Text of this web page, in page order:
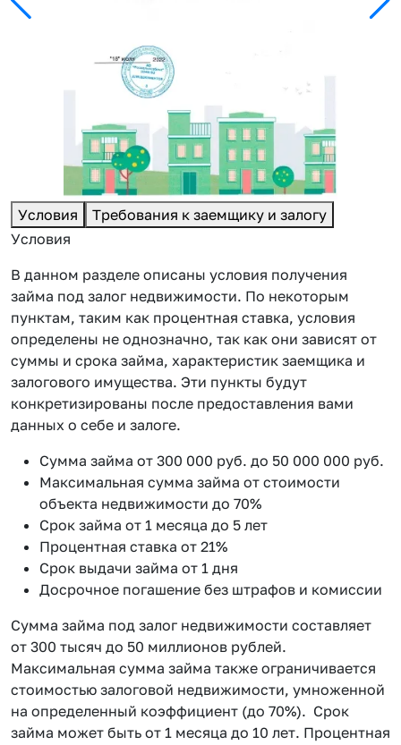
Условия
Требования к заемщику и залогу
Условия
В данном разделе описаны условия получения
займа под залог недвижимости. По некоторым
пунктам, таким как процентная ставка, условия
определены не однозначно, так как они зависят от
суммы и срока займа, характеристик заемщика и
залогового имущества. Эти пункты будут
конкретизированы после предоставления вами
данных о себе и залоге.
Сумма займа от 300 000 руб. до 50 000 000 руб.
Максимальная сумма займа от стоимости
объекта недвижимости до 70%
Срок займа от 1 месяца до 5 лет
Процентная ставка от 21%
Срок выдачи займа от 1 дня
Досрочное погашение без штрафов и комиссии
Сумма займа под залог недвижимости составляет
от 300 тысяч до 50 миллионов рублей.
Максимальная сумма займа также ограничивается
стоимостью залоговой недвижимости, умноженной
на определенный коэффициент (до 70%). Срок
займа может быть от 1 месяца до 10 лет. Процентная